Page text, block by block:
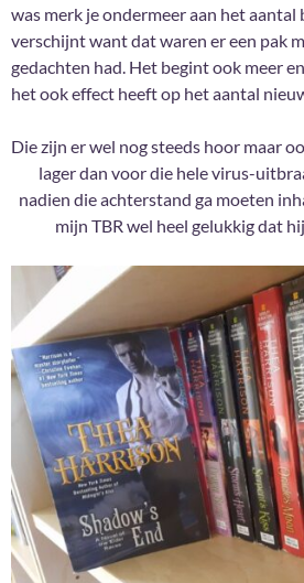
was merk je ondermeer aan het
verschijnt want dat waren er een pak
gedachten had. Het begint ook meer
het ook effect heeft op het aantal
Die zijn er wel nog steeds hoor maar
lager dan voor die hele virus-
nadien die achterstand ga moeten
mijn TBR wel heel gelukkig dat